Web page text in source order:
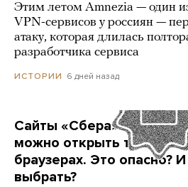
Этим летом Amnezia — один
VPN-сервисов у россиян —
атаку, которая длилась
разработчика сервиса
ИСТОРИИ 6 дней назад
Сайты «Сбера» и других
можно открыть только в
браузерах. Это опасно?
выбрать?